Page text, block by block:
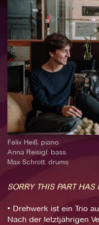
Felix Heiß: piano
Anna Reisigl: bass
Max Schrott: drums
SORRY THIS PART
• Drehwerk ist ein Trio
Nach der letztjährigen